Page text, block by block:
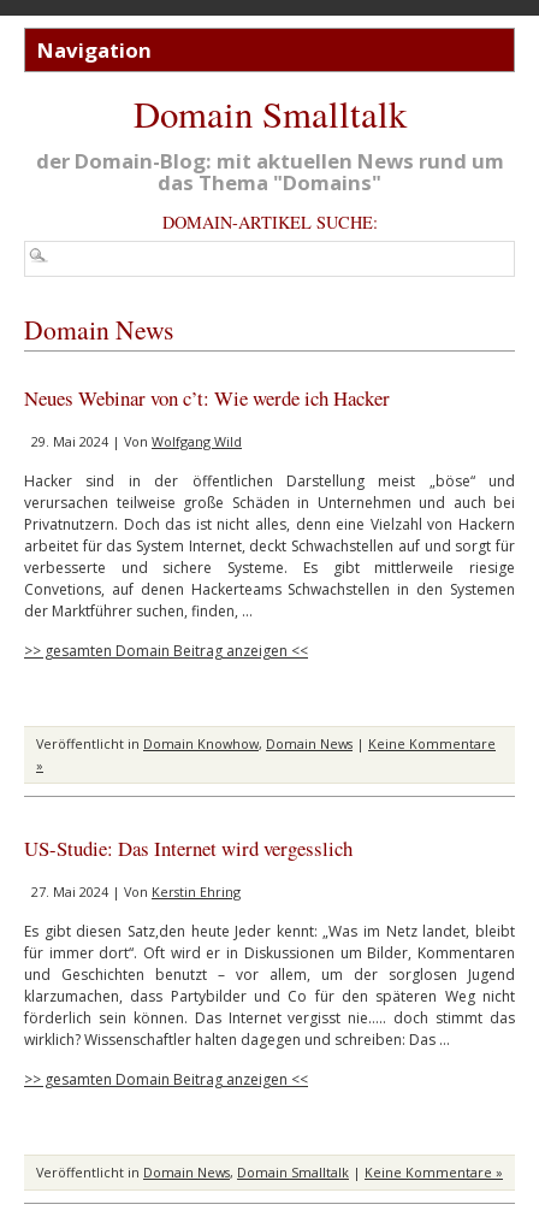
Domain Smalltalk
der Domain-Blog: mit aktuellen News rund um
das Thema "Domains"
DOMAIN-ARTIKEL SUCHE:
Domain News
Neues Webinar von c’t: Wie werde ich Hacker
29. Mai 2024 | Von Wolfgang Wild
Hacker sind in der öffentlichen Darstellung meist „böse“ und
verursachen teilweise große Schäden in Unternehmen und auch bei
Privatnutzern. Doch das ist nicht alles, denn eine Vielzahl von Hackern
arbeitet für das System Internet, deckt Schwachstellen auf und sorgt für
verbesserte und sichere Systeme. Es gibt mittlerweile riesige
Convetions, auf denen Hackerteams Schwachstellen in den Systemen
der Marktführer suchen, finden, …
>> gesamten Domain Beitrag anzeigen <<
Veröffentlicht in Domain Knowhow, Domain News | Keine Kommentare
»
US-Studie: Das Internet wird vergesslich
27. Mai 2024 | Von Kerstin Ehring
Es gibt diesen Satz,den heute Jeder kennt: „Was im Netz landet, bleibt
für immer dort“. Oft wird er in Diskussionen um Bilder, Kommentaren
und Geschichten benutzt – vor allem, um der sorglosen Jugend
klarzumachen, dass Partybilder und Co für den späteren Weg nicht
förderlich sein können. Das Internet vergisst nie….. doch stimmt das
wirklich? Wissenschaftler halten dagegen und schreiben: Das …
>> gesamten Domain Beitrag anzeigen <<
Veröffentlicht in Domain News, Domain Smalltalk | Keine Kommentare »